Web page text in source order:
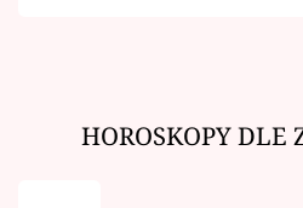
HOROSKOPY DLE